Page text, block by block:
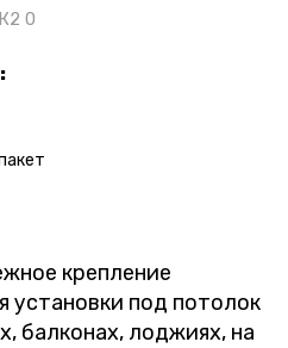
0
крепление
установки под потолок
балконах, лоджиях, на